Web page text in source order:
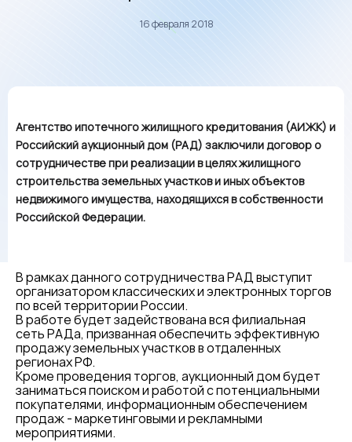
16 февраля 2018
Агентство ипотечного жилищного кредитования (АИЖК) и
Российский аукционный дом (РАД) заключили договор о
сотрудничестве при реализации в целях жилищного
строительства земельных участков и иных объектов
недвижимого имущества, находящихся в собственности
Российской Федерации.
В рамках данного сотрудничества РАД выступит
организатором классических и электронных торгов
по всей территории России.
В работе будет задействована вся филиальная
сеть РАДа, призванная обеспечить эффективную
продажу земельных участков в отдаленных
регионах РФ.
Кроме проведения торгов, аукционный дом будет
заниматься поиском и работой с потенциальными
покупателями, информационным обеспечением
продаж - маркетинговыми и рекламными
мероприятиями.